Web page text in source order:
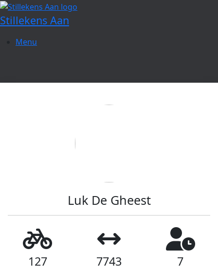
Spring
naar
de
inhoud
Stillekens Aan
Menu
Luk De Gheest
127 7743 7